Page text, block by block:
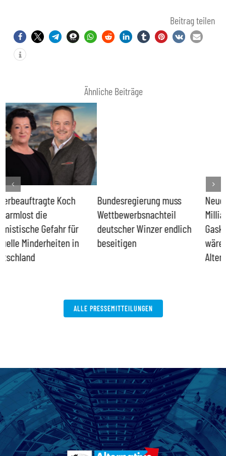
Beitrag teilen
Ähnliche Beiträge
Bundesregierung muss
Wettbewerbsnachteil
deutscher Winzer endlich
beseitigen
Neues Strom-VKG bedeutet
Milliarden für neue
Gaskraftwerke – Kernkraft
wäre die sinnvollere
ALLE PRESSEMITTEILUNGEN